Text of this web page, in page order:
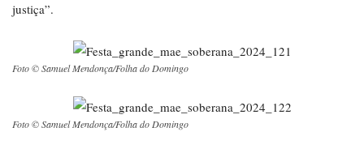
justiça”.
Foto © Samuel Mendonça/Folha do Domingo
Foto © Samuel Mendonça/Folha do Domingo